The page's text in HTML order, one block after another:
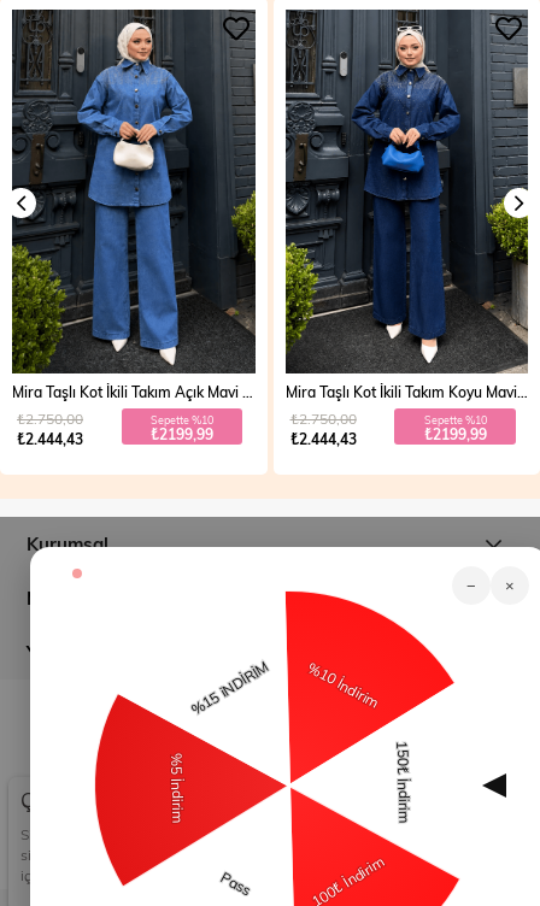
₺2.444,43
₺2.750,00 Sepette %10
₺2199,99
Mira Taşlı Kot İkili Takım Koyu Mavi 19286
₺2.444,43
₺2.750,00 Sepette %10
₺2199,99
Kurumsal
Müşteri İlişkileri
Yardım
modamihram.com - Tüm Hakları Saklıdır.
Çerez Kullanımı
Sizlere en iyi alışveriş deneyimini sunabilmek adına
sitemizde çerezler(cookies) kullanmaktayız. Detaylı bilgi
için Kvkk sözleşmesini inceleyebilirsiniz.
− ×